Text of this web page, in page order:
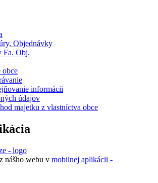
Objednávky
Fa. Obj.
obce
informácii
údajov
majetku z vlastníctva obce
nášho webu v mobilnej aplikácii -